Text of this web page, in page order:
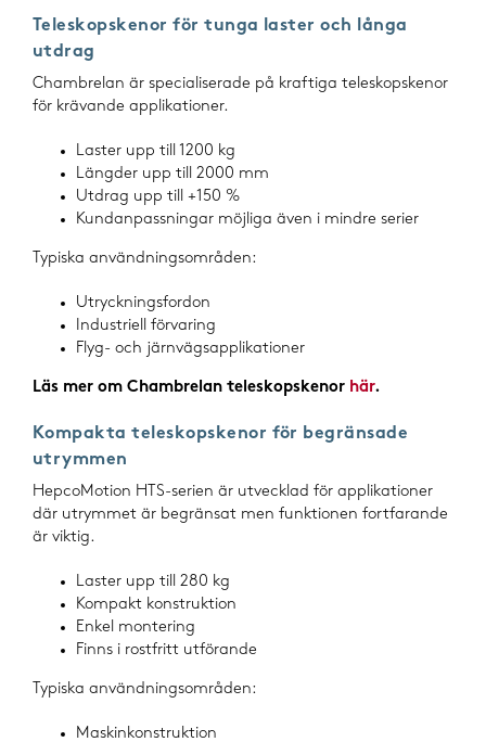
Teleskopskenor för tunga laster och långa
utdrag
Chambrelan är specialiserade på kraftiga teleskopskenor
för krävande applikationer.
Laster upp till 1200 kg
Längder upp till 2000 mm
Utdrag upp till +150 %
Kundanpassningar möjliga även i mindre serier
Typiska användningsområden:
Utryckningsfordon
Industriell förvaring
Flyg- och järnvägsapplikationer
Läs mer om Chambrelan teleskopskenor här.
Kompakta teleskopskenor för begränsade
utrymmen
HepcoMotion HTS-serien är utvecklad för applikationer
där utrymmet är begränsat men funktionen fortfarande
är viktig.
Laster upp till 280 kg
Kompakt konstruktion
Enkel montering
Finns i rostfritt utförande
Typiska användningsområden:
Maskinkonstruktion